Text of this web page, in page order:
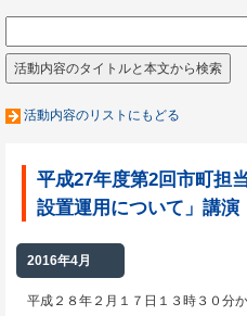
活動内容のリストにもどる
平成27年度第2回市町担
設置運用について」講演
2016年4月
平成２８年２月１７日１３時３０分